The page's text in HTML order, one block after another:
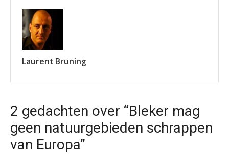
Laurent Bruning
2 gedachten over “Bleker mag
geen natuurgebieden schrappen
van Europa”